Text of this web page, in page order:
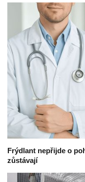
Frýdlant nepřijde o
zůstávají